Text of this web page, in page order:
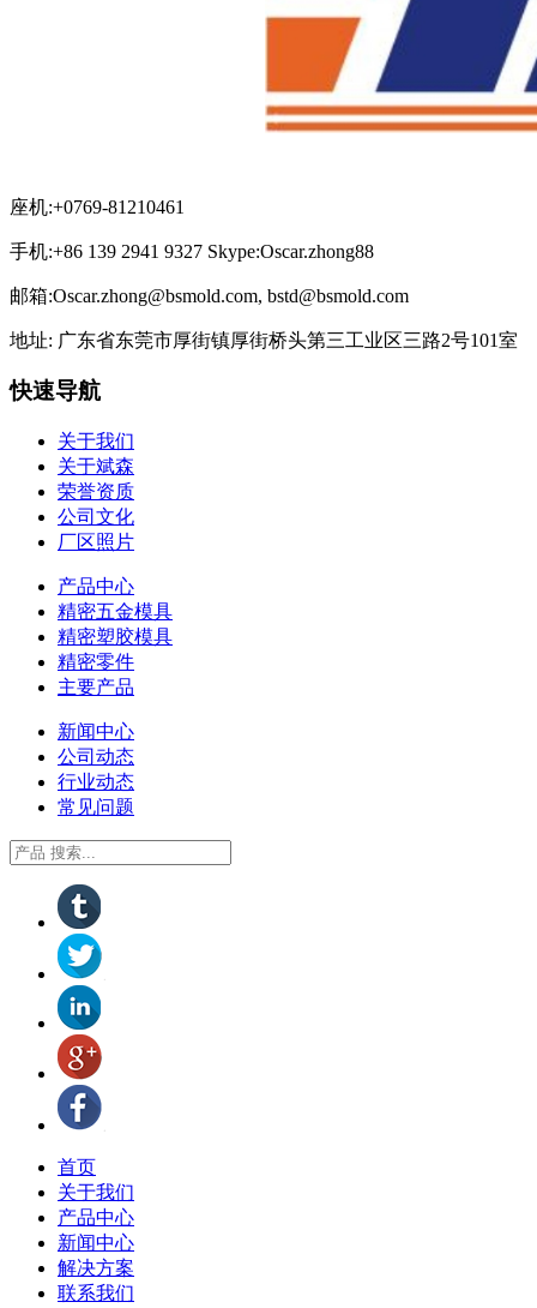
座机:+0769-81210461
手机:+86 139 2941 9327 Skype:Oscar.zhong88
邮箱:Oscar.zhong@bsmold.com, bstd@bsmold.com
地址: 广东省东莞市厚街镇厚街桥头第三工业区三路2号101室
快速导航
关于我们
关于斌森
荣誉资质
公司文化
厂区照片
产品中心
精密五金模具
精密塑胶模具
精密零件
主要产品
新闻中心
公司动态
行业动态
常见问题
首页
关于我们
产品中心
新闻中心
解决方案
联系我们